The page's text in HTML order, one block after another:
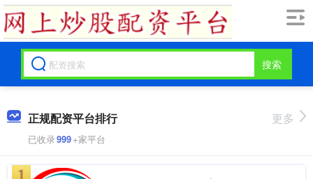
搜索
正规配资平台排行
已收录999+家平台
更多